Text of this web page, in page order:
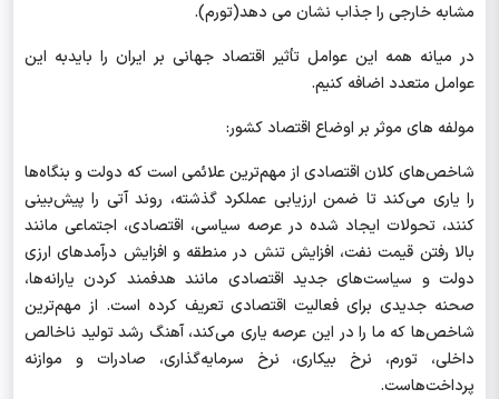
مشابه خارجی را جذاب نشان می دهد(تورم).
در میانه همه این عوامل تأثیر اقتصاد جهانی بر ایران را بایدبه این
عوامل متعدد اضافه کنیم.
مولفه های موثر بر اوضاع اقتصاد کشور:
شاخص‌های کلان اقتصادی از مهم‌ترین علائمی است که دولت و بنگاه‌ها
را یاری می‌کند تا ضمن ارزیابی عملکرد گذشته، روند آتی را پیش‌بینی
کنند، تحولات ایجاد شده در عرصه سیاسی، اقتصادی، اجتماعی مانند
بالا رفتن قیمت نفت، افزایش تنش در منطقه و افزایش درآمدهای ارزی
دولت و سیاست‌های جدید اقتصادی مانند هدفمند کردن یارانه‌ها،
صحنه جدیدی برای فعالیت اقتصادی تعریف کرده است. از مهم‌ترین
شاخص‌ها که ما را در این عرصه یاری می‌کند، آهنگ رشد تولید ناخالص
داخلی، تورم، نرخ بیکاری، نرخ سرمایه‌گذاری، صادرات و موازنه
پرداخت‌هاست.